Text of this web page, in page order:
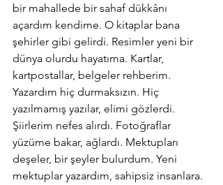
bir mahallede bir sahaf dükkânı
açardım kendime. O kitaplar bana
şehirler gibi gelirdi. Resimler yeni bir
dünya olurdu hayatıma. Kartlar,
kartpostallar, belgeler rehberim.
Yazardım hiç durmaksızın. Hiç
yazılmamış yazılar, elimi gözlerdi.
Şiirlerim nefes alırdı. Fotoğraflar
yüzüme bakar, ağlardı. Mektupları
deşeler, bir şeyler bulurdum. Yeni
mektuplar yazardım, sahipsiz insanlara.